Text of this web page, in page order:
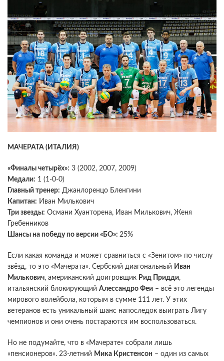
МАЧЕРАТА (ИТАЛИЯ)
«Финалы четырёх»: 3 (2002, 2007, 2009)
Медали: 1 (1-0-0)
Главный тренер: Джанлоренцо Бленгини
Капитан: Иван Милькович
Три звезды: Османи Хуанторена, Иван Милькович, Женя
Гребенников
Шансы на победу по версии «БО»: 25%
Если какая команда и может сравниться с «Зенитом» по числу
звёзд, то это «Мачерата». Сербский диагональный Иван
Милькович, американский доигровщик Рид Придди,
итальянский блокирующий Алессандро Феи – всё это легенды
мирового волейбола, которым в сумме 111 лет. У этих
ветеранов есть уникальный шанс напоследок выиграть Лигу
чемпионов и они очень постараются им воспользоваться.
Но не подумайте, что в «Мачерате» собрали лишь
«пенсионеров». 23-летний Мика Кристенсон – один из самых